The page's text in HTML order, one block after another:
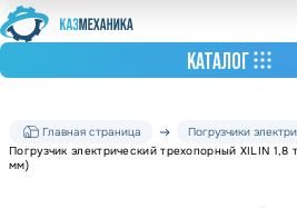
КАТАЛОГ
Главная страница
Погрузчики
Погрузчик электрический трехопорный XILIN
мм)